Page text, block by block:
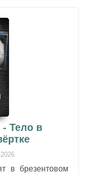
- Тело в
в брезентовом